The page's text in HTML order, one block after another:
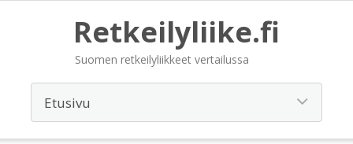
Retkeilyliike.fi
Suomen retkeilyliikkeet vertailussa